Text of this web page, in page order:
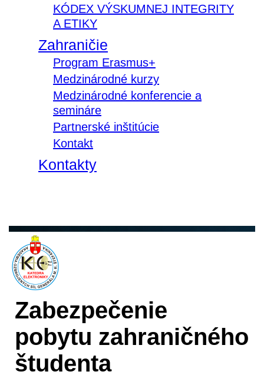
KÓDEX VÝSKUMNEJ INTEGRITY
A ETIKY
Zahraničie
Program Erasmus+
Medzinárodné kurzy
Medzinárodné konferencie a
semináre
Partnerské inštitúcie
Kontakt
Kontakty
Zabezpečenie
pobytu zahraničného
študenta